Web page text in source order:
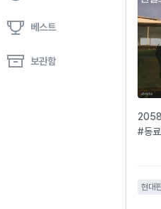
베스트
보관함
2058
#동
현대